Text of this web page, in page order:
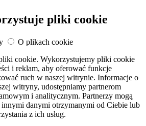
pliki cookie
O plikach cookie
cookie. Wykorzystujemy pliki cookie
i reklam, aby oferować funkcje
ruch w naszej witrynie. Informacje o
witryny, udostępniamy partnerom
i analitycznym. Partnerzy mogą
innymi danymi otrzymanymi od Ciebie lub
z ich usług.